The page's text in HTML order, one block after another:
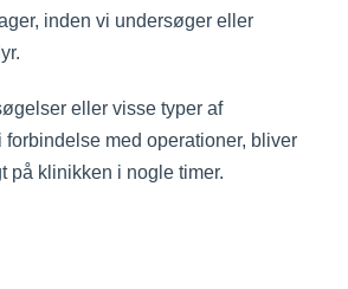
inden vi undersøger eller
eller visse typer af
forbindelse med operationer, bliver
på klinikken i nogle timer.